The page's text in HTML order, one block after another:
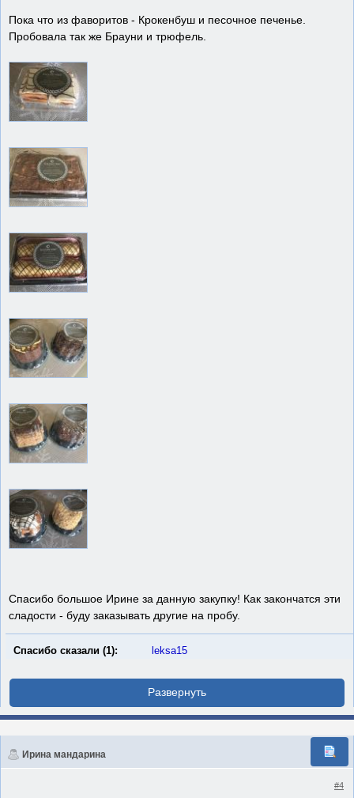
Пока что из фаворитов - Крокенбуш и песочное печенье.
Пробовала так же Брауни и трюфель.
Спасибо большое Ирине за данную закупку! Как закончатся эти
сладости - буду заказывать другие на пробу.
Спасибо сказали (1): leksa15
Ирина мандарина
#4